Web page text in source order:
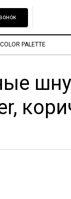
COLOR PALETTE